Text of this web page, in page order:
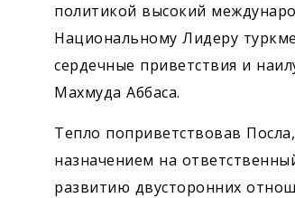
политикой высокий
Национальному Лидеру
сердечные приветствия и
Махмуда Аббаса.
Тепло поприветствовав
назначением на
развитию двусторонних